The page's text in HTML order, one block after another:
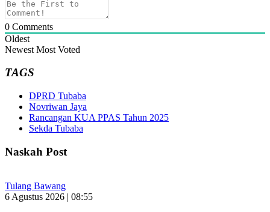
0 Comments
Oldest
Newest Most Voted
TAGS
DPRD Tubaba
Novriwan Jaya
Rancangan KUA PPAS Tahun 2025
Sekda Tubaba
Naskah Post
Tulang Bawang
6 Agustus 2026 | 08:55